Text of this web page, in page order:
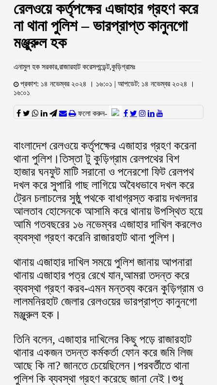
রেলওয়ে কর্তৃপক্ষের এজাহার গ্রহণ করে
না থানা পুলিশ – ভারপ্রাপ্ত কানুনগো
মঞ্জুরুল হক
এনামুল হক সরকার,রাজারহাট করেসপন্ডেন্ট,কুড়িগ্রামঃ
প্রকাশ: ১৪ নভেম্বর ২০২৪ । ১৬:০১ | আপডেট: ১৪ নভেম্বর ২০২৪ ।
১৬:০১
ফলো করুন-
বাংলাদেশ রেলওয়ে কর্তৃপক্ষের এজাহার গ্রহণ করেনা
থানা পুলিশ।তিস্তা টু কুড়িগ্রাম রেলপথের বিশ
হাজার ঘনফুট মাটি সরানো ও পনেরশো ফিট রেলপথ
দখল করে সুপারি গাছ লাগিয়ে অবৈধভাবে দখল করে
ট্রেন চলাচলের সুষ্ঠু পথকে বাধাগ্রস্ত করায় দখলদার
আলতাব হোসেনকে আসামি করে থানায় উপস্থিত হয়ে
আমি গতবছরের ১৬ নভেম্বর এজাহার দাখিল করলেও
ব্যবস্থা গ্রহণ করেনি রাজারহাট থানা পুলিশ।
থানায় এজাহার দাখিল সময়ে পুলিশ জানায় আপনারা
থানায় এজাহার পত্র রেখে যান,আমরা তদন্ত করে
ব্যবস্থা গ্রহণ করব-এমন মন্তব্য করেন কুড়িগ্রাম ও
লালমনিরহাট জেলার রেলওয়ের ভারপ্রাপ্ত কানুনগো
মঞ্জুরুল হক।
তিনি বলেন, এজাহার দাখিলের কিছু পড়ে রাজারহাট
থানার একজন তদন্ত কর্মকর্তা ফোন করে জমি লিজ
আছে কি না? জানতে চেয়েছিলেন।পরবর্তীতে থানা
পুলিশ কি ব্যবস্থা গ্রহণ করেছে জানা নেই।শুধু